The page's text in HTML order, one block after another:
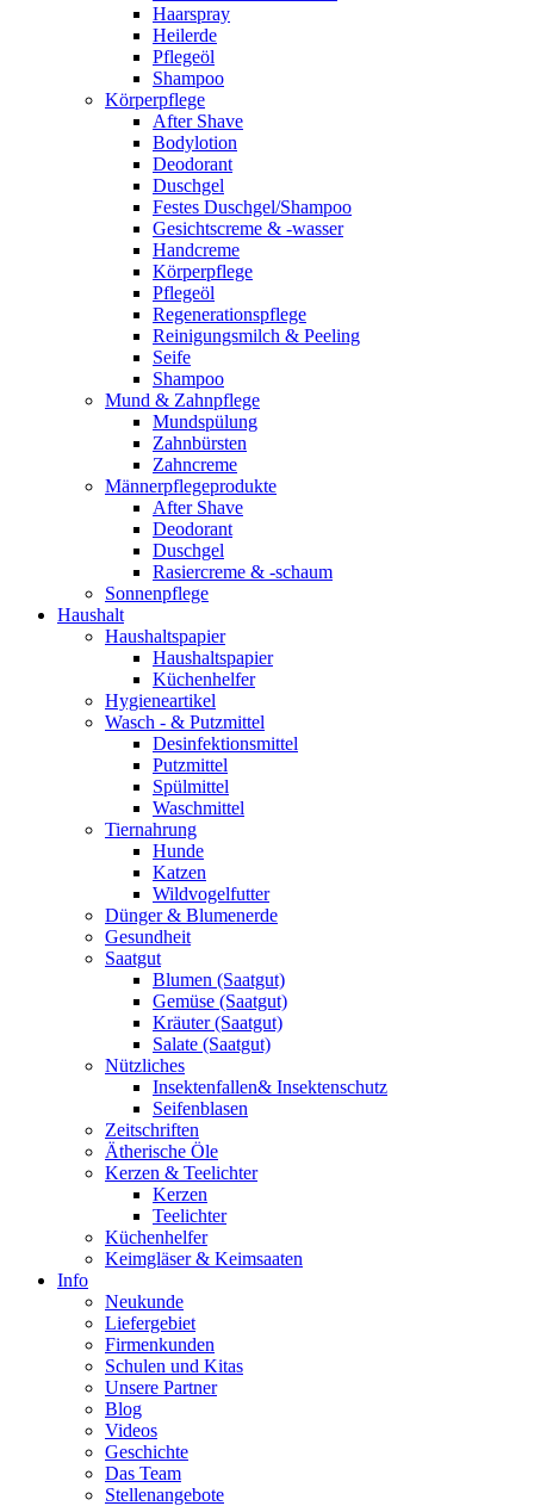
Haarspray
Heilerde
Pflegeöl
Shampoo
Körperpflege
After Shave
Bodylotion
Deodorant
Duschgel
Festes Duschgel/Shampoo
Gesichtscreme & -wasser
Handcreme
Körperpflege
Pflegeöl
Regenerationspflege
Reinigungsmilch & Peeling
Seife
Shampoo
Mund & Zahnpflege
Mundspülung
Zahnbürsten
Zahncreme
Männerpflegeprodukte
After Shave
Deodorant
Duschgel
Rasiercreme & -schaum
Sonnenpflege
Haushalt
Haushaltspapier
Haushaltspapier
Küchenhelfer
Hygieneartikel
Wasch - & Putzmittel
Desinfektionsmittel
Putzmittel
Spülmittel
Waschmittel
Tiernahrung
Hunde
Katzen
Wildvogelfutter
Dünger & Blumenerde
Gesundheit
Saatgut
Blumen (Saatgut)
Gemüse (Saatgut)
Kräuter (Saatgut)
Salate (Saatgut)
Nützliches
Insektenfallen& Insektenschutz
Seifenblasen
Zeitschriften
Ätherische Öle
Kerzen & Teelichter
Kerzen
Teelichter
Küchenhelfer
Keimgläser & Keimsaaten
Info
Neukunde
Liefergebiet
Firmenkunden
Schulen und Kitas
Unsere Partner
Blog
Videos
Geschichte
Das Team
Stellenangebote